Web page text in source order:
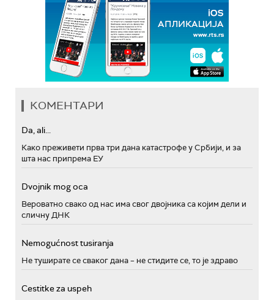
КОМЕНТАРИ
Da, ali...
Како преживети прва три дана катастрофе у Србији, и за
шта нас припрема ЕУ
Dvojnik mog oca
Вероватно свако од нас има свог двојника са којим дели и
сличну ДНК
Nemogućnost tusiranja
Не туширате се сваког дана – не стидите се, то је здраво
Cestitke za uspeh